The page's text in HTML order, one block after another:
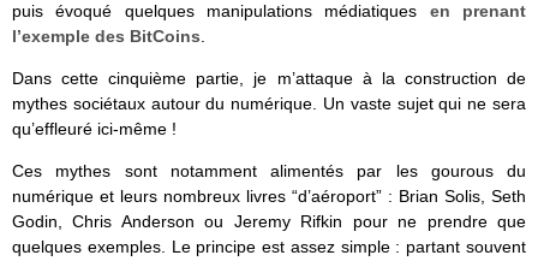
puis évoqué quelques manipulations médiatiques en prenant
l’exemple des BitCoins
Dans cette cinquième partie, je m’attaque à la construction de
mythes sociétaux autour du numérique. Un vaste sujet qui ne sera
qu’effleuré ici-même !
Ces mythes sont notamment alimentés par les gourous du
numérique et leurs nombreux livres “d’aéroport” : Brian Solis, Seth
Godin, Chris Anderson ou Jeremy Rifkin pour ne prendre que
quelques exemples. Le principe est assez simple : partant souvent